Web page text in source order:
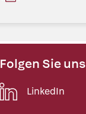
Folgen Sie uns
LinkedIn